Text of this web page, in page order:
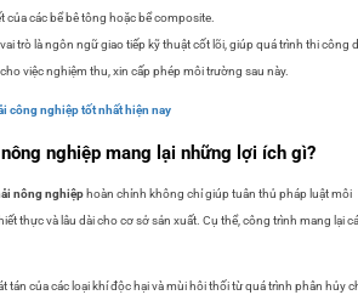
của các bể bê tông hoặc bể composite.
trò là ngôn ngữ giao tiếp kỹ thuật cốt lõi, giúp quá trình thi công
việc nghiệm thu, xin cấp phép môi trường sau này.
công nghiệp tốt nhất hiện nay
nghiệp mang lại những lợi ích gì?
nông nghiệp hoàn chỉnh không chỉ giúp tuân thủ pháp luật môi
thực và lâu dài cho cơ sở sản xuất. Cụ thể, công trình mang lại
tán của các loại khí độc hại và mùi hôi thối từ quá trình phân hủy